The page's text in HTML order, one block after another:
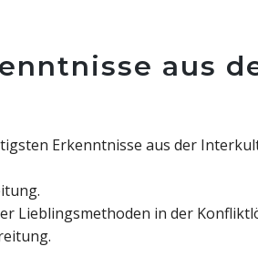
aus
Erkenntnisse aus der
Lieblingsmethoden in der